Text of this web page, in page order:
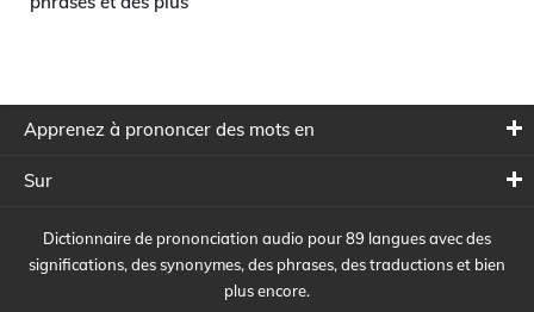
Apprenez à prononcer des mots en
Sur
Dictionnaire de prononciation audio pour 89 langues avec des
significations, des synonymes, des phrases, des traductions et bien
plus encore.